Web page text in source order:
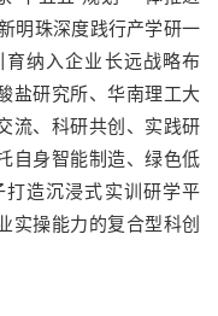
明珠深度践行产学研一
纳入企业长远战略布
盐研究所、华南理工大
流、科研共创、实践研
自身智能制造、绿色低
造沉浸式实训研学平
实操能力的复合型科创